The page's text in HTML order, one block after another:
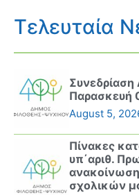
Τελευταία
Συνεδρίαση
Παρασκευή
August 5,
Πίνακες
υπ΄αριθ.
σχολικών